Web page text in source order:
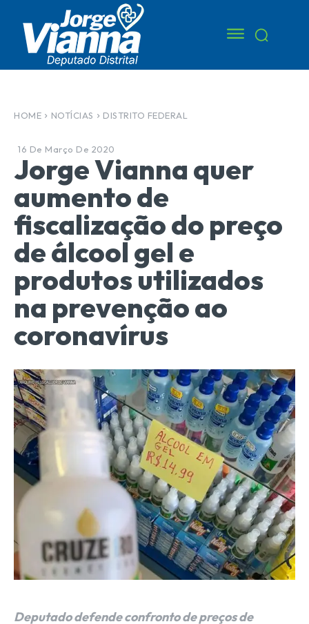
HOME NOTÍCIAS DISTRITO FEDERAL
16 De Março De 2020
Jorge Vianna quer
aumento de
fiscalização do preço
de álcool gel e
produtos utilizados
na prevenção ao
coronavírus
Deputado defende confronto de preços de